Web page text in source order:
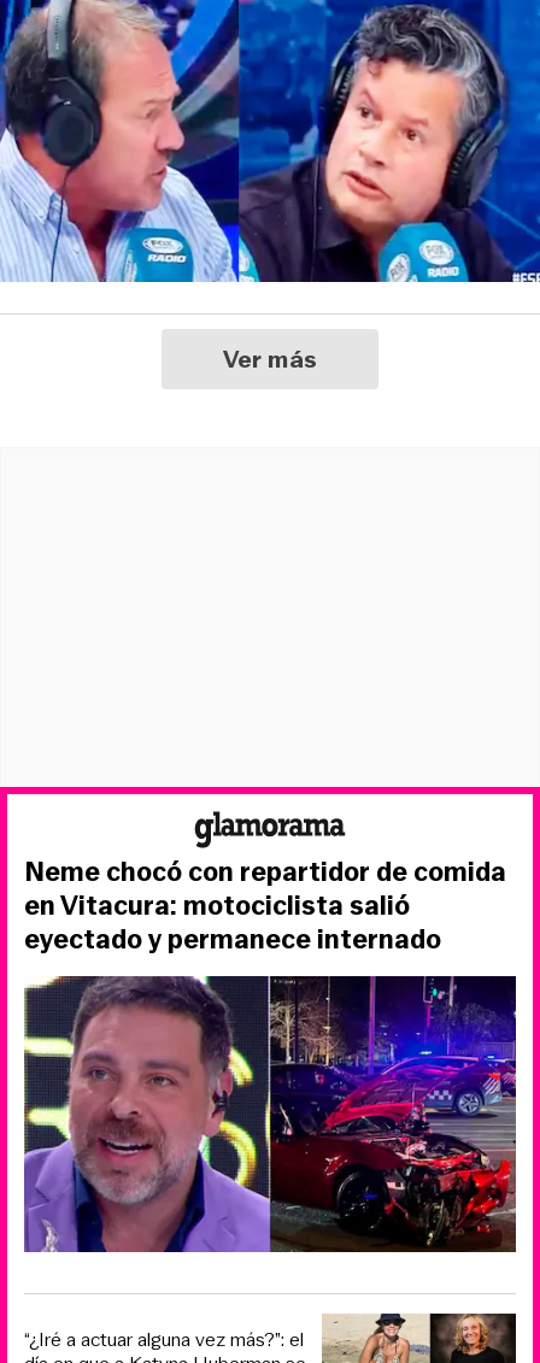
Ver más
Neme chocó con repartidor de comida
en Vitacura: motociclista salió
eyectado y permanece internado
“¿Iré a actuar alguna vez más?”: el